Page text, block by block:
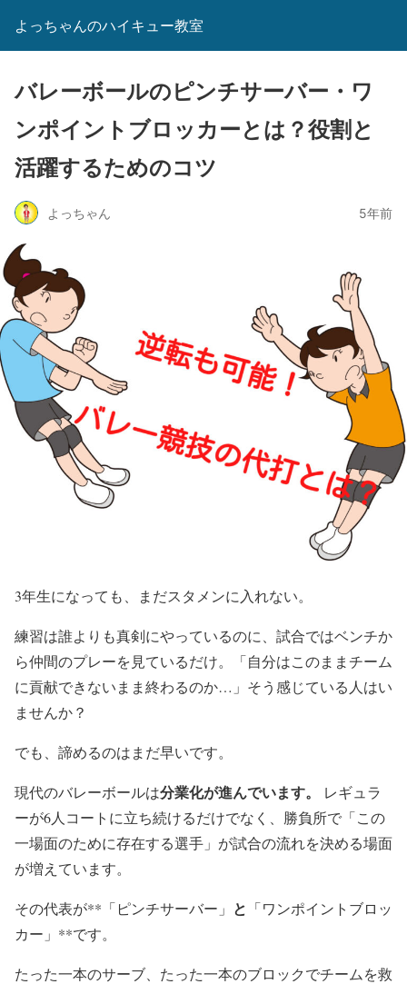
よっちゃんのハイキュー教室
バレーボールのピンチサーバー・ワ
ンポイントブロッカーとは？役割と
活躍するためのコツ
よっちゃん 5年前
3年生になっても、まだスタメンに入れない。
練習は誰よりも真剣にやっているのに、試合ではベンチか
ら仲間のプレーを見ているだけ。「自分はこのままチーム
に貢献できないまま終わるのか…」そう感じている人はい
ませんか？
でも、諦めるのはまだ早いです。
現代のバレーボールは分業化が進んでいます。
レギュラ
ーが6人コートに立ち続けるだけでなく、勝負所で「この
一場面のために存在する選手」が試合の流れを決める場面
が増えています。
その代表が**「ピンチサーバー」 と 「ワンポイントブロッ
カー」**です。
たった一本のサーブ、たった一本のブロックでチームを救